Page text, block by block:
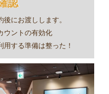
認
後にお渡しします。
ウントの有効化